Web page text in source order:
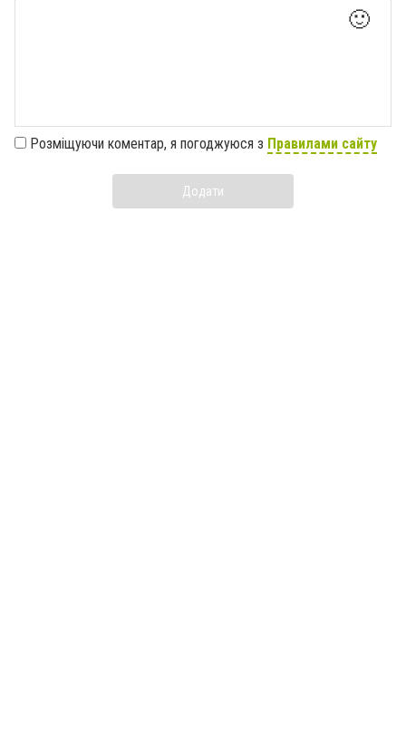
🙂
Розміщуючи коментар, я погоджуюся з Правилами сайту
Додати